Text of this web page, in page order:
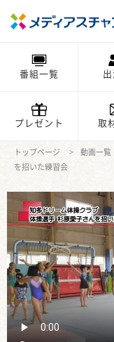
番組一覧
プレゼント 取
トップページ 動画一覧
を招いた練習会